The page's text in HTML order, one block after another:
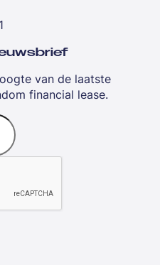
van de laatste
financial lease.